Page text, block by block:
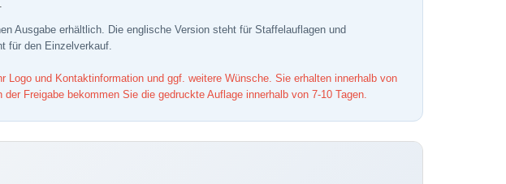
Ausgabe erhältlich. Die englische Version steht für Staffelauflagen und
für den Einzelverkauf.
Logo und Kontaktinformation und ggf. weitere Wünsche. Sie erhalten innerhalb von
Freigabe bekommen Sie die gedruckte Auflage innerhalb von 7-10 Tagen.